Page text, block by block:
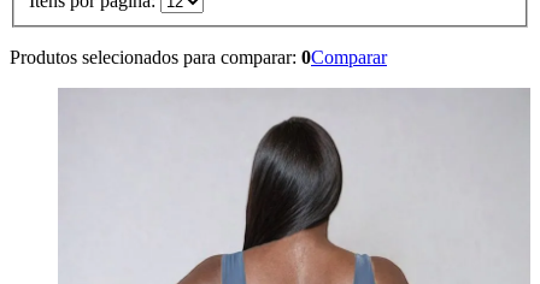
Produtos selecionados para comparar: 0Comparar